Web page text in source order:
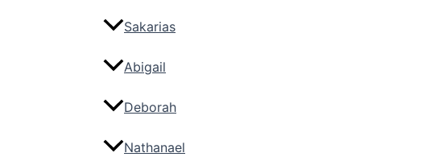
Sakarias
Abigail
Deborah
Nathanael